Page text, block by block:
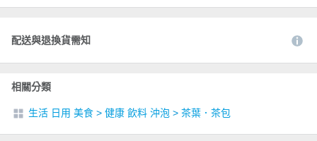
配送與退換貨需知
相關分類
生活 日用 美食 > 健康 飲料 沖泡 > 茶葉．茶包